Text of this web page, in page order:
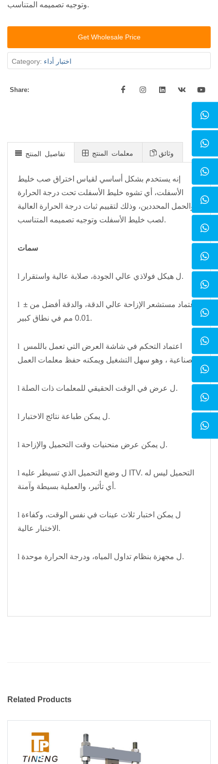
وتوجيه تصميمه المتناسب.
Get Wholesale Price
Category: اختبار أداء
Share:
تفاصيل المنتج معلمات المنتج وثائق
إنه يستخدم بشكل أساسي لقياس اختراق صب خليط
الأسفلت، أي تشوه خليط الأسفلت تحت درجة الحرارة
والحمل المحددين، وذلك لتقييم ثبات درجة الحرارة العالية
لصب خليط الأسفلت وتوجيه تصميمه المتناسب.
سمات
l ل هيكل فولاذي عالي الجودة، صلابة عالية واستقرار.
l
0.01 مم في نطاق كبير.
l
l ل عرض في الوقت الحقيقي للمعلمات ذات الصلة.
l ل يمكن طباعة نتائج الاختبار.
l ل يمكن عرض منحنيات وقت التحميل والإزاحة.
l ل وضع التحميل الذي تسيطر عليه ITV. التحميل ليس له
أي تأثير، والعملية بسيطة وآمنة.
l ل يمكن اختبار ثلاث عينات في نفس الوقت، وكفاءة
الاختبار عالية.
l ل مجهزة بنظام تداول المياه، ودرجة الحرارة موحدة.
Related Products